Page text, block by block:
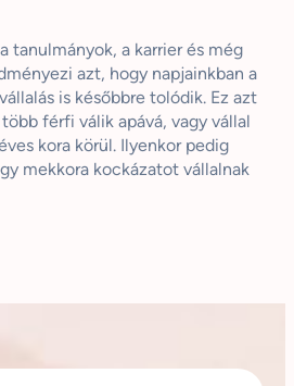
tanulmányok, a karrier és még
azt, hogy napjainkban a
is későbbre tolódik. Ez azt
férfi válik apává, vagy vállal
kora körül. Ilyenkor pedig
mekkora kockázatot vállalnak